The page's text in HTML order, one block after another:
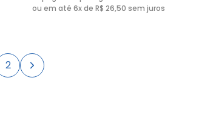
ou em até 6x de R$ 26,50 sem juros
2